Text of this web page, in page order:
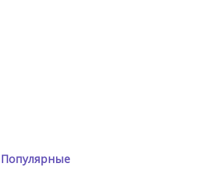
Популярные